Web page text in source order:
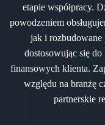
etapie współpracy.
powodzeniem
jak i rozbudowane
dostosowując się
finansowych klienta.
względu na branżę
partnerskie